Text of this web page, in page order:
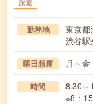
派遣
勤務地
東京都
渋谷駅
曜日頻度 月～
時間
8:30～
※8：